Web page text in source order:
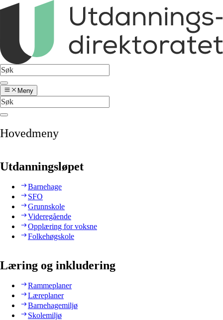
Meny
Hovedmeny
Utdanningsløpet
Barnehage
SFO
Grunnskole
Videregående
Opplæring for voksne
Folkehøgskole
Læring og inkludering
Rammeplaner
Læreplaner
Barnehagemiljø
Skolemiljø